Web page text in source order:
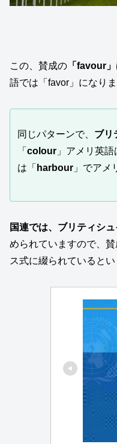
この、賛成の 「favour
語では「favor」になりま
同じパターンで、 ブリ
「 colour 」アメリ英
は「 harbour 」でアメ
国連では、ブリティシ
められていますので、賛
ス式に綴られているとい